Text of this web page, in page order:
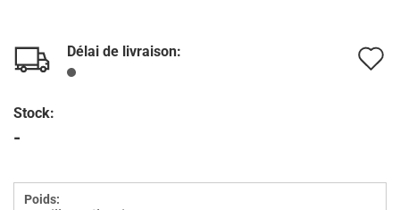
Délai de livraison:
Stock:
-
Poids: